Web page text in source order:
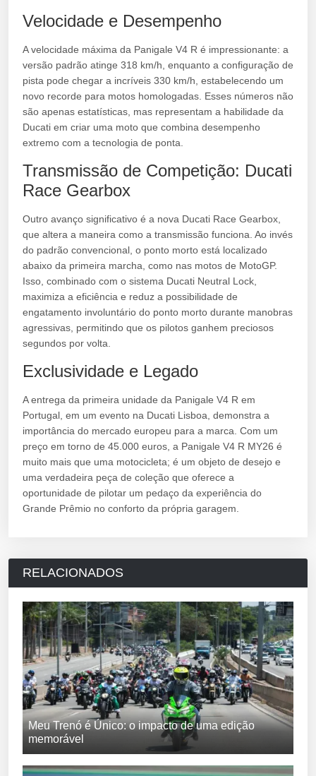
Velocidade e Desempenho
A velocidade máxima da Panigale V4 R é impressionante: a
versão padrão atinge 318 km/h, enquanto a configuração de
pista pode chegar a incríveis 330 km/h, estabelecendo um
novo recorde para motos homologadas. Esses números não
são apenas estatísticas, mas representam a habilidade da
Ducati em criar uma moto que combina desempenho
extremo com a tecnologia de ponta.
Transmissão de Competição: Ducati
Race Gearbox
Outro avanço significativo é a nova Ducati Race Gearbox,
que altera a maneira como a transmissão funciona. Ao invés
do padrão convencional, o ponto morto está localizado
abaixo da primeira marcha, como nas motos de MotoGP.
Isso, combinado com o sistema Ducati Neutral Lock,
maximiza a eficiência e reduz a possibilidade de
engatamento involuntário do ponto morto durante manobras
agressivas, permitindo que os pilotos ganhem preciosos
segundos por volta.
Exclusividade e Legado
A entrega da primeira unidade da Panigale V4 R em
Portugal, em um evento na Ducati Lisboa, demonstra a
importância do mercado europeu para a marca. Com um
preço em torno de 45.000 euros, a Panigale V4 R MY26 é
muito mais que uma motocicleta; é um objeto de desejo e
uma verdadeira peça de coleção que oferece a
oportunidade de pilotar um pedaço da experiência do
Grande Prêmio no conforto da própria garagem.
RELACIONADOS
Meu Trenó é Único: o impacto de uma edição
memorável